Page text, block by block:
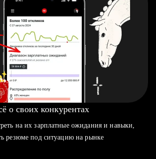
о своих конкурентах
на их зарплатные ожидания и навыки,
резюме под ситуацию на рынке